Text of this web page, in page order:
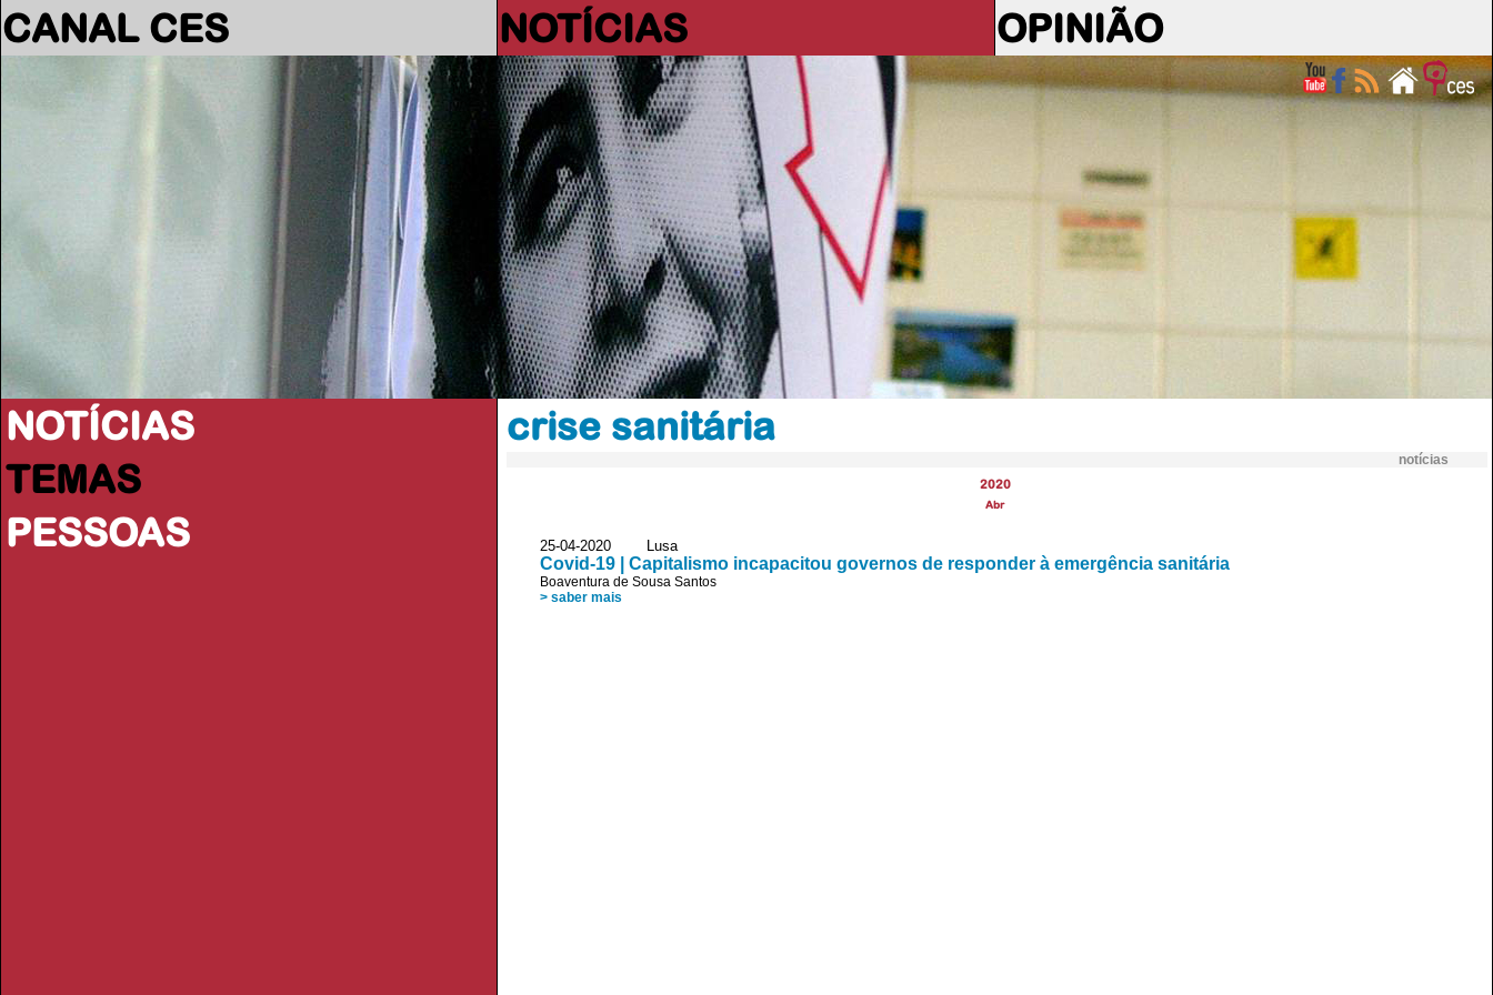
CANAL CES NOTÍCIAS OPINIÃO
NOTÍCIAS
TEMAS
PESSOAS
crise sanitária
notícias
2020
Abr
25-04-2020 Lusa
Covid-19 | Capitalismo incapacitou governos de responder à emergência sanitária
Boaventura de Sousa Santos
> saber mais